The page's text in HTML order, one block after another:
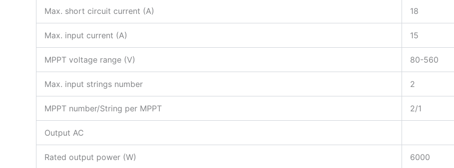
Max. short circuit current (A) 18
Max. input current (A) 15
MPPT voltage range (V) 80-560
Max. input strings number 2
MPPT number/String per MPPT 2/1
Output AC
Rated output power (W) 6000